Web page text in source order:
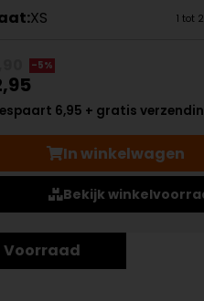
XS 1 tot
-5%
6,95 + gratis
In winkelwagen
Bekijk
Voorraad